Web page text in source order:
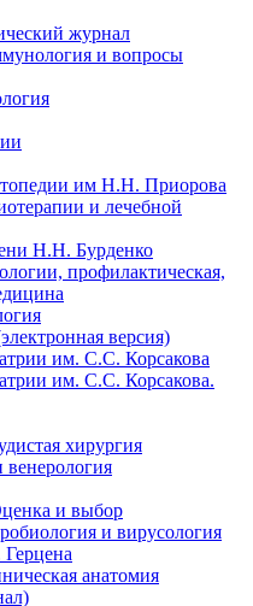
журнал
и вопросы
им Н.Н. Приорова
и лечебной
Н.Н. Бурденко
профилактическая,
версия)
им. С.С. Корсакова
им. С.С. Корсакова.
хирургия
венерология
и выбор
и вирусология
анатомия